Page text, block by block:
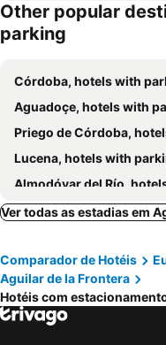
Hotel Mitra Crisálida
Other popular
parking
Córdoba, hotels with
Aguadoçe, hotels with
Priego de Córdoba, hotels with
Lucena, hotels with
Almodóvar del Río, hotels with
Puente Genil, hotels with
Baena, hotels with
Fuente de Piedra, hotels with
Mollina, hotels with
Ver todas as estadias em
Comparador de Hotéis
Aguilar de la Frontera
Hotéis com